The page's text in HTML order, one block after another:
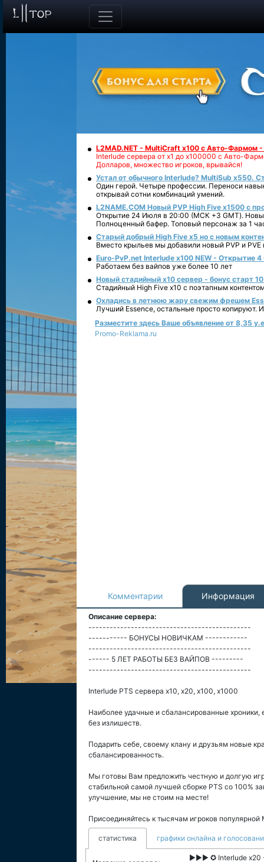
L2MAD.NET - MultiCraft x100 с Авто-Фармом
Interlude сервера от х1 до х100000 с Авто-
Долларов, множество игроков, врывайся!
Устал от обычного Interlude? MultiSub x550.
Один герой. Четыре профессии. Переноси
открывай сотни комбинаций умений.
L2NAME.COM Новый PVP High Five x1500 с
Открытие 24 Июля в 20:00 (МСК +3 GMT).
Полноценный бафер. Топовый персонаж за 1
Старый добрый High Five x5 но с новым
Вместо крыльев мы добавили новый PVP и PVE
Euro-PvP.net Interlude х100 NEW - Открытие 4
Работаем без вайпов уже более 10 лет
Новый стадийный х10 сервер - бонус старт
Стадийный High Five x10 с поэтапным
Охладись в летнюю жару свежим фрешем
Лучший Essence, остальные просто копируют.
Разместите здесь Ваше объявление от 8,35
Promo-Reklama.ru
Комментарии Информация
Описание сервера:
----------------------------------------------
----------- БОНУСЫ НОВИЧКАМ ------------
----------------------------------------------
------ 5 ЛЕТ РАБОТЫ БЕЗ ВАЙПОВ ---------
----------------------------------------------
Interlude PTS сервера x10, x20, x100, x1000
Наиболее удачные и сбалансированные хроники,
без излишеств.
Подарить себе, своему клану и друзьям новые
сбалансированность.
Мы готовы Вам предложить честную и долгую
стабильной самой лучшей сборке PTS со 100%
улучшение, мы не стоим на месте!
Присоединяйтесь к тысячам игроков
статистика графики онлайна и
►►► ✪ Interlude х20